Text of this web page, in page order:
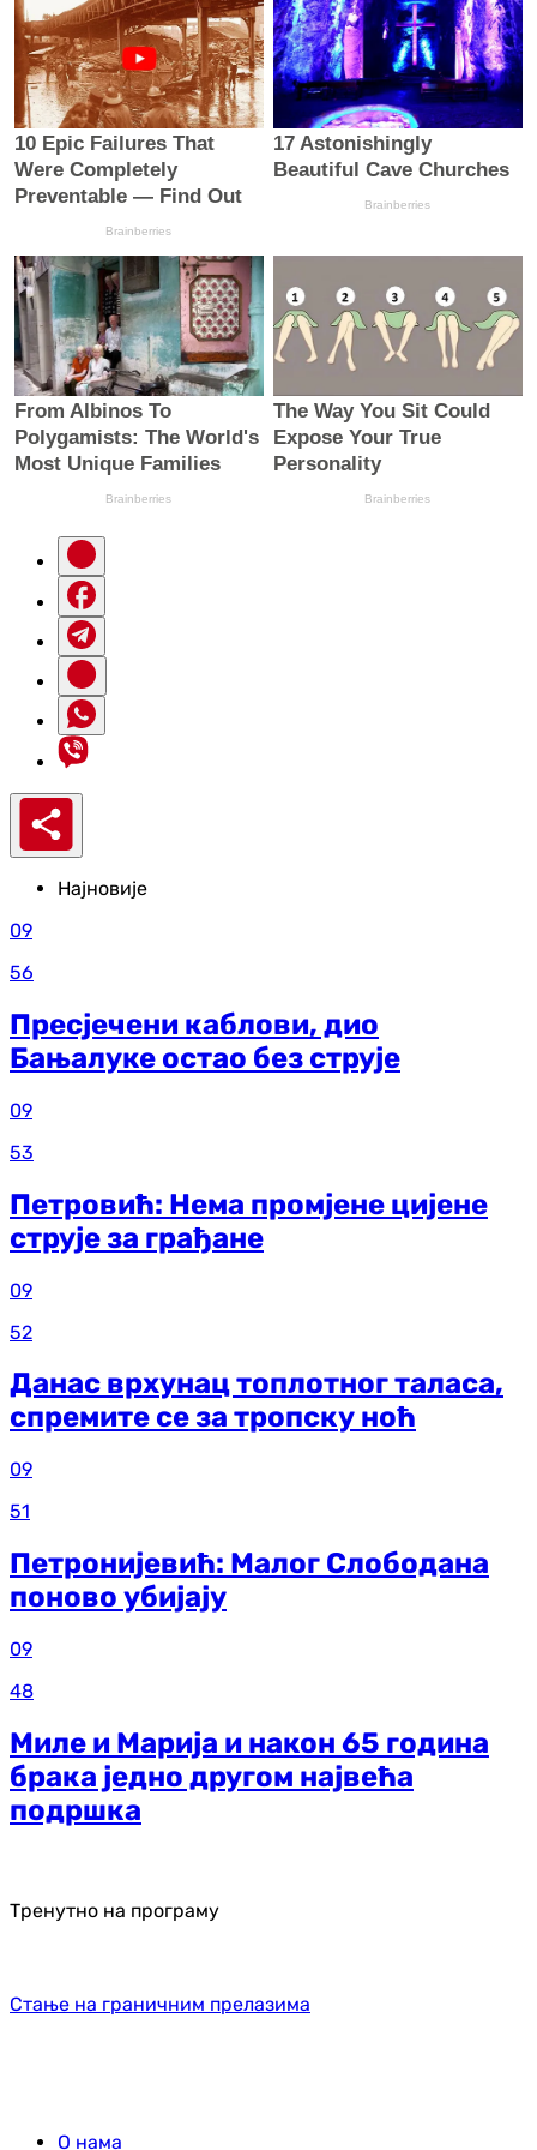
Најновије
09
56
Пресјечени каблови, дио
Бањалуке остао без струје
09
53
Петровић: Нема промјене цијене
струје за грађане
09
52
Данас врхунац топлотног таласа,
спремите се за тропску ноћ
09
51
Петронијевић: Малог Слободана
поново убијају
09
48
Миле и Марија и након 65 година
брака једно другом највећа
подршка
Тренутно на програму
Стање на граничним прелазима
О нама